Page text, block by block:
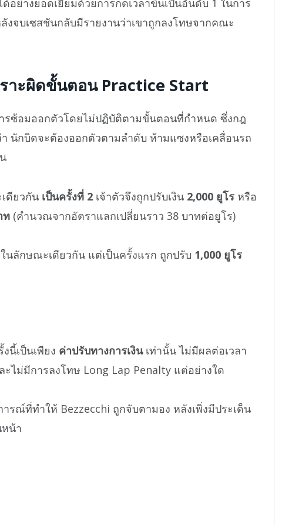
อย่างยอดเยี่ยมด้วยการกดเวลาขึ้นเป็นอันดับ 1 ในการ
งจบเซสชันกลับมีรายงานว่าเขาถูกลงโทษจากคณะ
าะผิดขั้นตอน Practice Start
ารซ้อมออกตัวโดยไม่ปฏิบัติตามขั้นตอนที่กำหนด ซึ่งกฎ
า นักบิดจะต้องออกตัวตามลำดับ ห้ามแซงหรือเคลื่อนรถ
ดียวกัน เป็นครั้งที่ 2 เจ้าตัวจึงถูกปรับเงิน 2,000 ยูโร หรือ
ท (คำนวณจากอัตราแลกเปลี่ยนราว 38 บาทต่อยูโร)
นลักษณะเดียวกัน แต่เป็นครั้งแรก ถูกปรับ 1,000 ยูโร
นี้เป็นเพียง ค่าปรับทางการเงินเท่านั้น ไม่มีผลต่อเวลา
ไม่มีการลงโทษ Long Lap Penalty แต่อย่างใด
รณ์ที่ทำให้ Bezzecchi ถูกจับตามอง หลังเพิ่งมีประเด็น
น้า